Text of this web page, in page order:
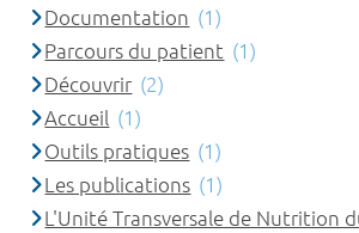
Documentation (1)
Parcours du patient (1)
Découvrir (2)
Accueil (1)
Outils pratiques (1)
Les publications (1)
L'Unité Transversale de Nutrition